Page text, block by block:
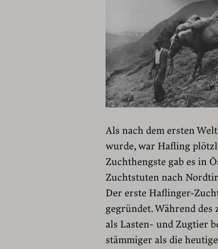
Als nach dem ersten
wurde, war Hafling
Zuchthengste gab es in
Zuchtstuten nach
Der erste Haflinger-
gegründet. Während
als Lasten- und Zugtier
stämmiger als die